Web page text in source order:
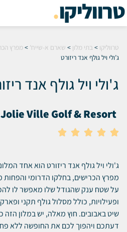
טרווליקו.
טרווליקו > בתי מלון > שארם א-שייח' > מפרץ
ג’ולי ויל גולף אנד ריזורט
ג'ולי ויל גולף אנד
Jolie Ville Golf & Resort





ג'ולי ויל גולף אנד ריזורט הוא אחד
על שטח ענק שהגודל שלו מאפשר לו
ופעילויות, כולל מסלול גולף תקני
שיט באבובים. חוץ מאלה, יש במלון
דעתכם ויהפוך לכם את החופשה ללא